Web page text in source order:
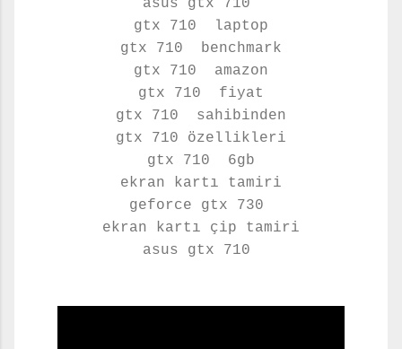
gtx 710 laptop
gtx 710 benchmark
gtx 710 amazon
gtx 710 fiyat
gtx 710 sahibinden
gtx 710 özellikleri
gtx 710 6gb
ekran kartı tamiri
geforce gtx 730
ekran kartı çip tamiri
asus gtx 710